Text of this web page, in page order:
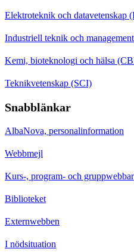
Elektroteknik och datavetenskap
Industriell teknik och
Kemi, bioteknologi och hälsa
Teknikvetenskap (SCI)
Snabblänkar
AlbaNova, personalinformation
Webbmejl
Kurs-, program- och gruppwebbar
Biblioteket
Externwebben
I nödsituation